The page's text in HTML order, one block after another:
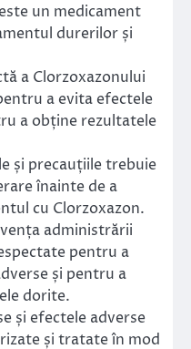
un medicament
durerilor și
a Clorzoxazonului
a evita efectele
a obține rezultatele
și precauțiile trebuie
înainte de a
cu Clorzoxazon.
administrării
pentru a
și pentru a
dorite.
și efectele adverse
și tratate în mod